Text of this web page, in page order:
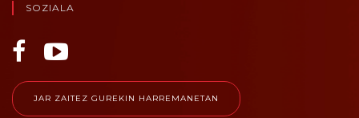
SOZIALA
JAR ZAITEZ GUREKIN HARREMANETAN